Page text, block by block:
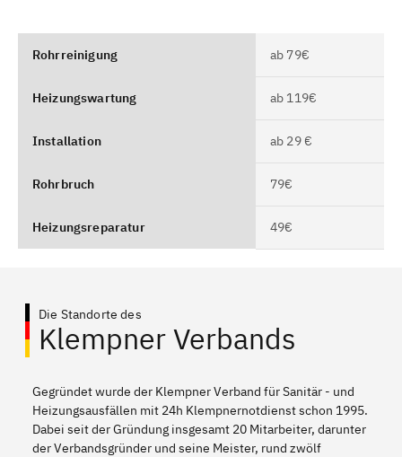
Rohrreinigung ab 79€
Heizungswartung ab 119€
Installation ab 29 €
Rohrbruch 79€
Heizungsreparatur 49€
Die Standorte des
Klempner Verbands
Gegründet wurde der Klempner Verband für Sanitär - und
Heizungsausfällen mit 24h Klempnernotdienst schon 1995.
Dabei seit der Gründung insgesamt 20 Mitarbeiter, darunter
der Verbandsgründer und seine Meister, rund zwölf